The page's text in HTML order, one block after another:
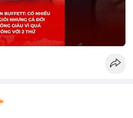
TE